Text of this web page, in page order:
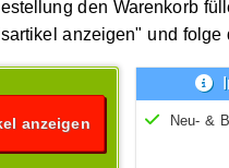
den Warenkorb
anzeigen" und folge
anzeigen Neu- &